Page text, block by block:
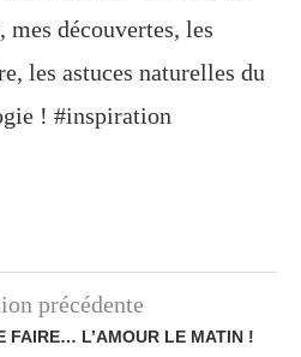
mes découvertes, les
les astuces naturelles du
! #inspiration
précédente
FAIRE… L’AMOUR LE MATIN !